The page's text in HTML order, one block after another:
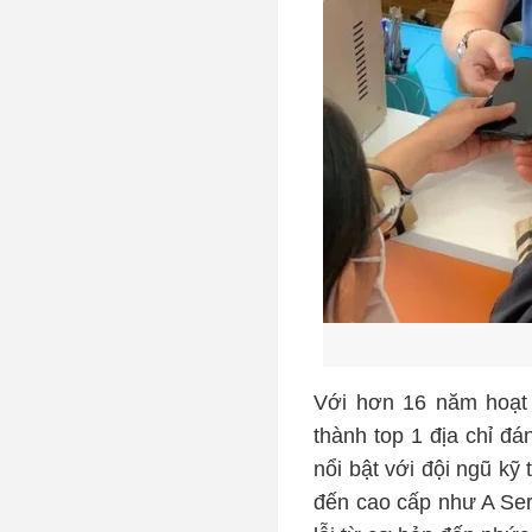
Với hơn 16 năm
thành top 1 địa chỉ
nổi bật với đội ngũ kỹ
đến cao cấp như A